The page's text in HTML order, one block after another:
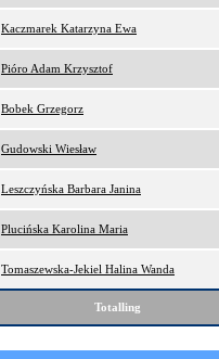
Kaczmarek Katarzyna Ewa
Pióro Adam Krzysztof
Bobek Grzegorz
Gudowski Wiesław
Leszczyńska Barbara Janina
Plucińska Karolina Maria
Tomaszewska-Jekiel Halina Wanda
Totalling